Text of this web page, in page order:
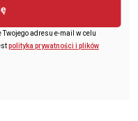
adresu e-mail w celu
polityka prywatności i plików